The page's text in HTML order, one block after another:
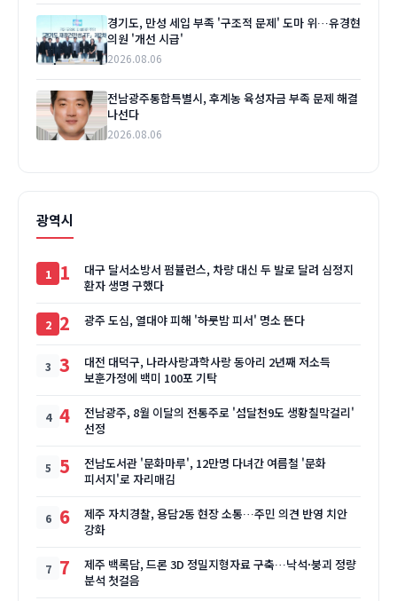
경기도, 만성 세입 부족 '구조적 문제' 도마 위…유경현
의원 '개선 시급'
2026.08.06
전남광주통합특별시, 후계농 육성자금 부족 문제 해결
나선다
2026.08.06
광역시
1
대구 달서소방서 펌뷸런스, 차량 대신 두 발로 달려 심정지
환자 생명 구했다
2 광주 도심, 열대야 피해 '하룻밤 피서' 명소 뜬다
3
대전 대덕구, 나라사랑과학사랑 동아리 2년째 저소득
보훈가정에 백미 100포 기탁
4
전남광주, 8월 이달의 전통주로 '섬달천9도 생황칠막걸리'
선정
5
전남도서관 '문화마루', 12만명 다녀간 여름철 '문화
피서지'로 자리매김
6
제주 자치경찰, 용담2동 현장 소통…주민 의견 반영 치안
강화
7
제주 백록담, 드론 3D 정밀지형자료 구축…낙석·붕괴 정량
분석 첫걸음